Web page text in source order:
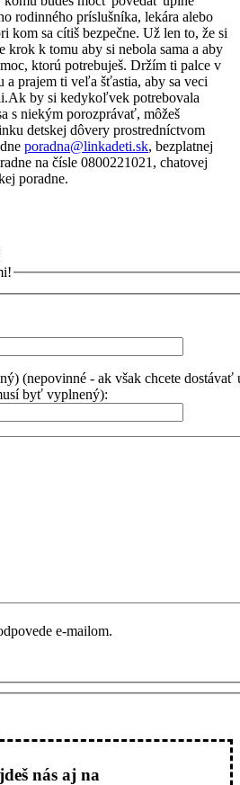
rodinného príslušníka, lekára alebo
kom sa cítiš bezpečne. Už len to, že si
krok k tomu aby si nebola sama a aby
ktorú potrebuješ. Držím ti palce v
a prajem ti veľa šťastia, aby sa veci
by si kedykoľvek potrebovala
s niekým porozprávať, môžeš
detskej dôvery prostredníctvom
poradna@linkadeti.sk, bezplatnej
na čísle 0800221021, chatovej
poradne.
(nepovinné - ak však chcete dostávať
byť vyplnený):
e-mailom.
nás aj na